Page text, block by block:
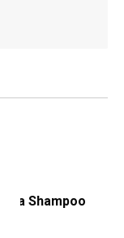
Shampoo